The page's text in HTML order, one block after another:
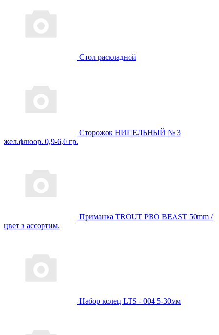
Стол раскладной
Сторожок НИПЕЛЬНЫЙ № 3
жел.флюор. 0,9-6,0 гр.
Приманка TROUT PRO BEAST 50mm /
цвет в ассортим.
Набор колец LTS - 004 5-30мм